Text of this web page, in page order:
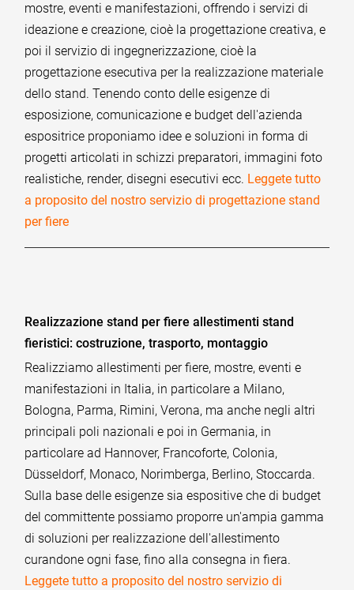
mostre, eventi e manifestazioni, offrendo i servizi di
ideazione e creazione, cioè la progettazione creativa, e
poi il servizio di ingegnerizzazione, cioè la
progettazione esecutiva per la realizzazione materiale
dello stand. Tenendo conto delle esigenze di
esposizione, comunicazione e budget dell'azienda
espositrice proponiamo idee e soluzioni in forma di
progetti articolati in schizzi preparatori, immagini foto
realistiche, render, disegni esecutivi ecc. Leggete tutto
a proposito del nostro servizio di progettazione stand
per fiere
Realizzazione stand per fiere allestimenti stand
fieristici: costruzione, trasporto, montaggio
Realizziamo allestimenti per fiere, mostre, eventi e
manifestazioni in Italia, in particolare a Milano,
Bologna, Parma, Rimini, Verona, ma anche negli altri
principali poli nazionali e poi in Germania, in
particolare ad Hannover, Francoforte, Colonia,
Düsseldorf, Monaco, Norimberga, Berlino, Stoccarda.
Sulla base delle esigenze sia espositive che di budget
del committente possiamo proporre un'ampia gamma
di soluzioni per realizzazione dell'allestimento
curandone ogni fase, fino alla consegna in fiera.
Leggete tutto a proposito del nostro servizio di